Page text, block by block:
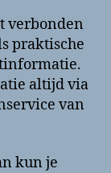
verbonden
praktische
altijd via
van
kun je